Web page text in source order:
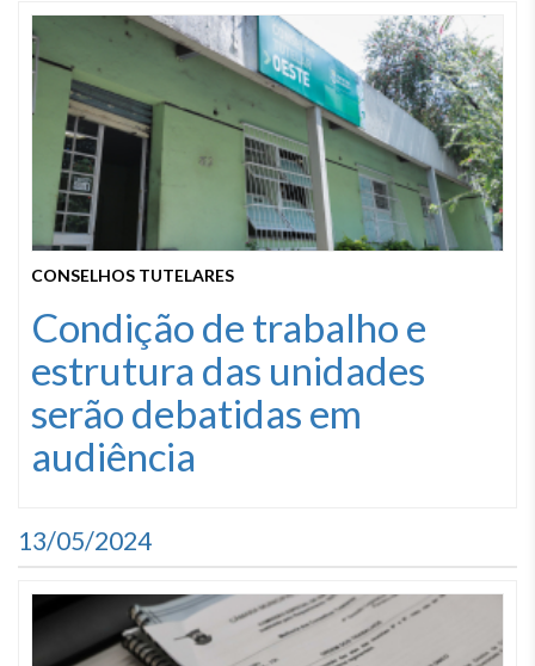
CONSELHOS TUTELARES
Condição de trabalho e
estrutura das unidades
serão debatidas em
audiência
13/05/2024